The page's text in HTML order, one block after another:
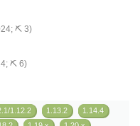
⛏ 3)
⛏ 6)
1.12.2 1.13.2
1.14.4